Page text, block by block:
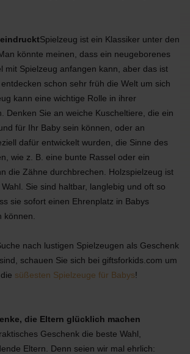
Spielzeug ist ein Klassiker unter den
könnte meinen, dass ein neugeborenes
mit Spielzeug anfangen kann, aber das ist
schon sehr früh die Welt um sich
kann eine wichtige Rolle in ihrer
Denken Sie an weiche Kuscheltiere, die ein
für Ihr Baby sein können, oder an
dafür entwickelt wurden, die Sinne des
wie z. B. eine bunte Rassel oder ein
die Zähne durchbrechen. Holzspielzeug ist
Sie sind haltbar, langlebig und oft so
sie sofort einen Ehrenplatz in Babys
können.
nach lustigen Spielzeugen als Geschenk
schauen Sie sich bei giftsforkids.com um
süßesten Spielzeuge für Babys!
die Eltern glücklich machen
Geschenk die beste Wahl,
Eltern. Denn seien wir mal ehrlich: